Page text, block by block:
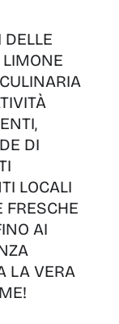
DELLE
DI
LOCALI
FRESCHE
AI
LA VERA